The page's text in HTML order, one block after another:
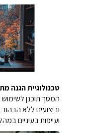
טכנולוגיית הגנה
המסך תוכנן לשימוש
ועייפות בעיניים